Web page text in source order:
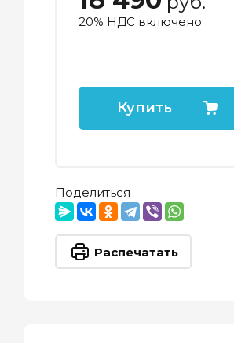
20% НДС включено
Купить
Поделиться
Распечатать